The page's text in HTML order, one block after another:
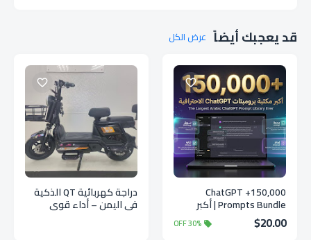
قد يعجبك أيضاً عرض الكل
150,000+ ChatGPT
Prompts Bundle | أكبر
مكتبة برومبتات ChatGPT
الاحترافية
$20.00
30% OFF
دراجة كهربائية QT الذكية
في اليمن – أداء قوي